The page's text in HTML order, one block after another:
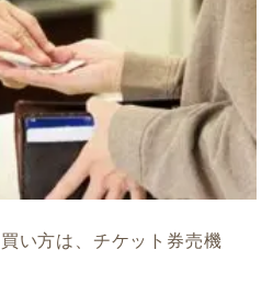
い方は、チケット券売機